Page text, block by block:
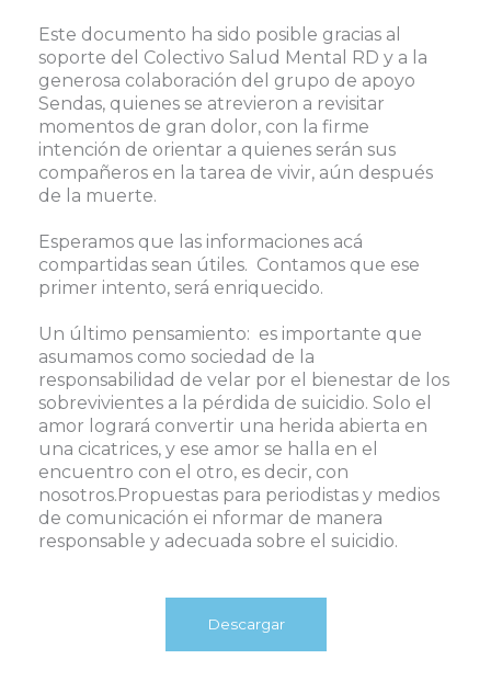
Este documento ha sido posible gracias al
soporte del Colectivo Salud Mental RD y a la
generosa colaboración del grupo de apoyo
Sendas, quienes se atrevieron a revisitar
momentos de gran dolor, con la firme
intención de orientar a quienes serán sus
compañeros en la tarea de vivir, aún después
de la muerte.
Esperamos que las informaciones acá
compartidas sean útiles. Contamos que ese
primer intento, será enriquecido.
Un último pensamiento: es importante que
asumamos como sociedad de la
responsabilidad de velar por el bienestar de los
sobrevivientes a la pérdida de suicidio. Solo el
amor logrará convertir una herida abierta en
una cicatrices, y ese amor se halla en el
encuentro con el otro, es decir, con
nosotros.Propuestas para periodistas y medios
de comunicación ei nformar de manera
responsable y adecuada sobre el suicidio.
Descargar